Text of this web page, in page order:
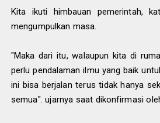
Kita ikuti himbauan pemerintah,
mengumpulkan masa.
"Maka dari itu, walaupun kita di
perlu pendalaman ilmu yang baik
ini bisa berjalan terus tidak hanya
semua". ujarnya saat dikonfirmasi